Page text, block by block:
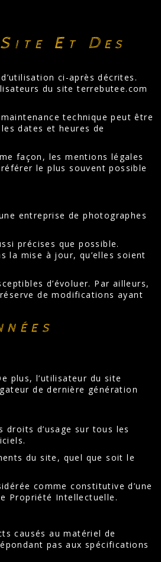
Et Des
ci-après décrites.
du site terrebutee.com
technique peut être
dates et heures de
façon, les mentions légales
le plus souvent possible
entreprise de photographes
précises que possible.
la mise à jour, qu’elles soient
d’évoluer. Par ailleurs,
de modifications ayant
plus, l’utilisateur du site
de dernière génération
d’usage sur tous les
du site, quel que soit le
comme constitutive d’une
Propriété Intellectuelle.
causés au matériel de
pas aux spécifications